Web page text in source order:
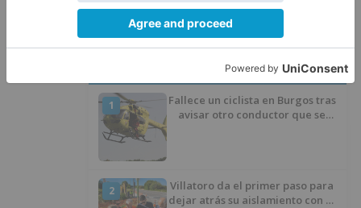
discapacitados
LO + VISTO
1
Fallece un ciclista en Burgos tras
avisar otro conductor que se
2
Villatoro da el primer paso para
dejar atrás su aislamiento con el